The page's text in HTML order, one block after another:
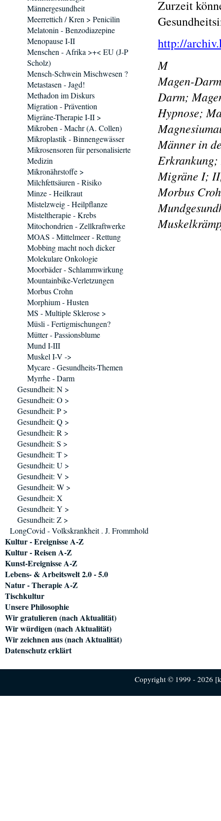
Zurzeit
http://
M
Magen-
Darm;
Hypnose;
Männer in
Migräne I;
Morbus
Männergesundheit
Meerrettich / Kren > Penicilin
Melatonin - Benzodiazepine
Menopause I-II
Menschen - Afrika >+< EU (J-P
Scholz)
Mensch-Schwein Mischwesen ?
Metastasen - Jagd!
Methadon im Diskurs
Migration - Prävention
Migräne-Therapie I-II >
Mikroben - Machr (A. Collen)
Mikroplastik - Binnengewässer
Mikrosensoren für personalisierte
Medizin
Mikronährstoffe >
Milchfettsäuren - Risiko
Minze - Heilkraut
Mistelzweig - Heilpflanze
Misteltherapie - Krebs
Mitochondrien - Zellkraftwerke
MOAS - Mittelmeer - Rettung
Mobbing macht noch dicker
Molekulare Onkologie
Moorbäder - Schlammwirkung
Mountainbike-Verletzungen
Morbus Crohn
Morphium - Husten
MS - Multiple Sklerose >
Müsli - Fertigmischungen?
Mütter - Passionsblume
Mund I-III
Muskel I-V ->
Mycare - Gesundheits-Themen
Myrrhe - Darm
Gesundheit: N >
Gesundheit: O >
Gesundheit: P >
Gesundheit: Q >
Gesundheit: R >
Gesundheit: S >
Gesundheit: T >
Gesundheit: U >
Gesundheit: V >
Gesundheit: W >
Gesundheit: X
Gesundheit: Y >
Gesundheit: Z >
LongCovid - Volkskrankheit . J. Frommhold
Kultur - Ereignisse A-Z
Kultur - Reisen A-Z
Kunst-Ereignisse A-Z
Lebens- & Arbeitswelt 2.0 - 5.0
Natur - Therapie A-Z
Tischkultur
Unsere Philosophie
Wir gratulieren (nach Aktualität)
Wir würdigen (nach Aktualität)
Wir zeichnen aus (nach Aktualität)
Datenschutz erklärt
Copyright © 1999 - 2026